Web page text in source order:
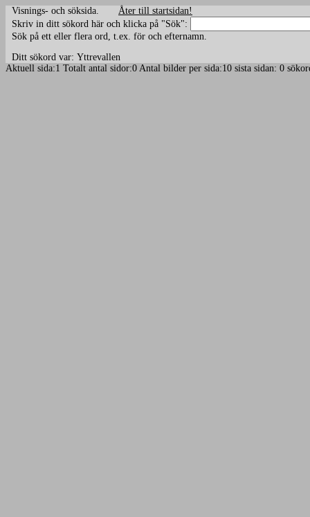
Visnings- och söksida. Åter till startsidan!
Skriv in ditt sökord här och klicka på "Sök":
Sök på ett eller flera ord, t.ex. för och efternamn.
Ditt sökord var: Yttrevallen
Aktuell sida:1 Totalt antal sidor:0 Antal bilder per sida:10 sista sidan: 0